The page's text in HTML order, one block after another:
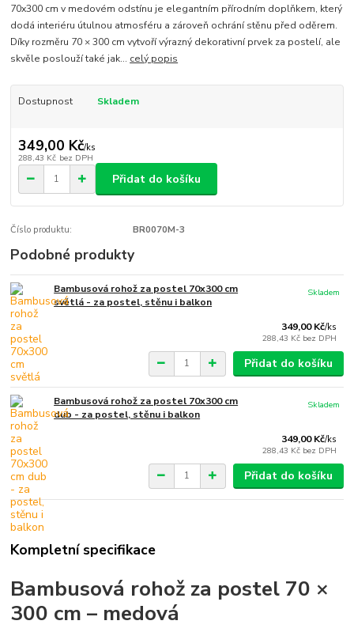
70x300 cm v medovém odstínu je elegantním přírodním doplňkem, který
dodá interiéru útulnou atmosféru a zároveň ochrání stěnu před oděrem.
Díky rozměru 70 × 300 cm vytvoří výrazný dekorativní prvek za postelí, ale
skvěle poslouží také jak... celý popis
Dostupnost Skladem
349,00 Kč/ks
288,43 Kč bez DPH
Přidat do košíku
Číslo produktu: BR0070M-3
Podobné produkty
Bambusová rohož za postel 70x300 cm
světlá - za postel, stěnu i balkon
349,00 Kč/ks
288,43 Kč bez DPH
Skladem
Přidat do košíku
Bambusová rohož za postel 70x300 cm
dub - za postel, stěnu i balkon
349,00 Kč/ks
288,43 Kč bez DPH
Skladem
Přidat do košíku
Kompletní specifikace
Bambusová rohož za postel 70 ×
300 cm – medová